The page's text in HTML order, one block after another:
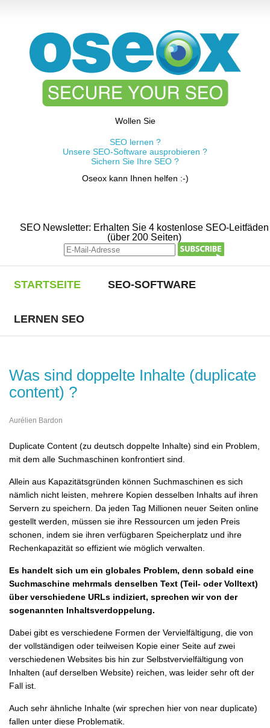
Wollen Sie
SEO lernen ?
Unsere SEO-Software ausprobieren ?
Sichern Sie Ihre SEO ?
Oseox kann Ihnen helfen :-)
SEO Newsletter: Erhalten Sie 4 kostenlose SEO-Leitfäden
(über 200 Seiten)
STARTSEITE SEO-SOFTWARE
LERNEN SEO
Was sind doppelte Inhalte (duplicate
content) ?
Aurélien Bardon
Duplicate Content (zu deutsch doppelte Inhalte) sind ein Problem,
mit dem alle Suchmaschinen konfrontiert sind.
Allein aus Kapazitätsgründen können Suchmaschinen es sich
nämlich nicht leisten, mehrere Kopien desselben Inhalts auf ihren
Servern zu speichern. Da jeden Tag Millionen neuer Seiten online
gestellt werden, müssen sie ihre Ressourcen um jeden Preis
schonen, indem sie ihren verfügbaren Speicherplatz und ihre
Rechenkapazität so effizient wie möglich verwalten.
Es handelt sich um ein globales Problem, denn sobald eine
Suchmaschine mehrmals denselben Text (Teil- oder Volltext)
über verschiedene URLs indiziert, sprechen wir von der
sogenannten Inhaltsverdoppelung.
Dabei gibt es verschiedene Formen der Vervielfältigung, die von
der vollständigen oder teilweisen Kopie einer Seite auf zwei
verschiedenen Websites bis hin zur Selbstvervielfältigung von
Inhalten (auf derselben Website) reichen, was leider sehr oft der
Fall ist.
Auch sehr ähnliche Inhalte (wir sprechen hier von near duplicate)
fallen unter diese Problematik.